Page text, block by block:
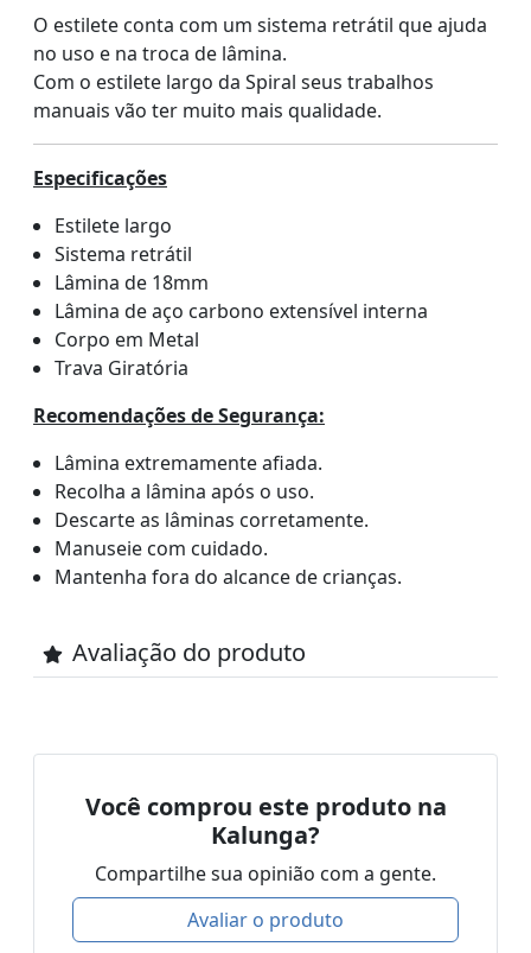
O estilete conta com um sistema retrátil que ajuda
no uso e na troca de lâmina.
Com o estilete largo da Spiral seus trabalhos
manuais vão ter muito mais qualidade.
Especificações
Estilete largo
Sistema retrátil
Lâmina de 18mm
Lâmina de aço carbono extensível interna
Corpo em Metal
Trava Giratória
Recomendações de Segurança:
Lâmina extremamente afiada.
Recolha a lâmina após o uso.
Descarte as lâminas corretamente.
Manuseie com cuidado.
Mantenha fora do alcance de crianças.
Avaliação do produto
Você comprou este produto na
Kalunga?
Compartilhe sua opinião com a gente.
Avaliar o produto